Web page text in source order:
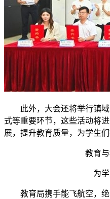
此外，大会还将举行镇域
式等重要环节，这些活动将
展，提升教育质量，为学生
教育与
为学
教育局携手能飞航空，绝